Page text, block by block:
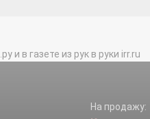
и в газете из рук в руки irr.ru
На продажу: